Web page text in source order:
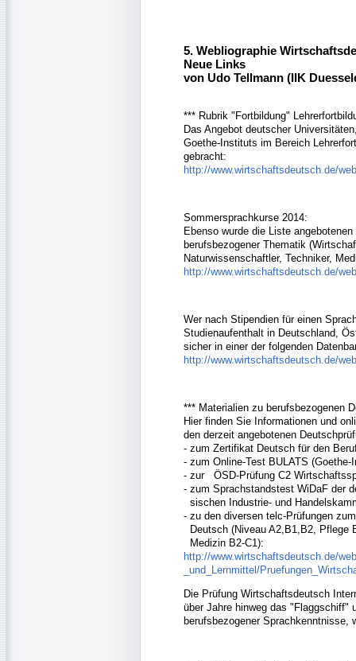
5. Webliographie
Neue Links
von Udo Tellmann (IIK
*** Rubrik "Fortbildung"
Das Angebot deutscher
Goethe-Instituts im Bereich
gebracht:
http://www.wirtschaftsdeutsch.de/
Sommersprachkurse 2014:
Ebenso wurde die Liste
berufsbezogener Thematik
Naturwissenschaftler, Techniker,
http://www.wirtschaftsdeutsch.de/
Wer nach Stipendien für einen
Studienaufenthalt in Deutschland,
sicher in einer der folgenden
http://www.wirtschaftsdeutsch.de/
*** Materialien zu berufsbezogenen
Hier finden Sie Informationen und
den derzeit angebotenen
- zum Zertifikat Deutsch für den
- zum Online-Test BULATS (Goethe-
- zur ÖSD-Prüfung C2
- zum Sprachstandstest WiDaF der
sischen Industrie- und
- zu den diversen telc-Prüfungen
Deutsch (Niveau A2,B1,B2, Pflege
Medizin B2-C1):
http://www.wirtschaftsdeutsch.de/
_und_Lernmittel/
Die Prüfung Wirtschaftsdeutsch
über Jahre hinweg das "Flaggschiff"
berufsbezogener Sprachkenntnisse,